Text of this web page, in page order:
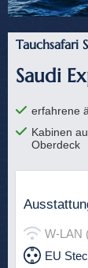
Tauchsafari
W-LAN
EU
Saudi
erfahrene
Kabinen
Oberdeck